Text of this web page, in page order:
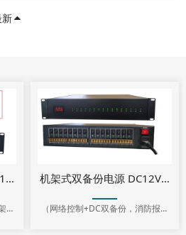
架式开关电源 DC12V350W（PS-DC1229-16A-2U ）
式
机架式双备份电源
（网络控制+DC双备份，消防报警